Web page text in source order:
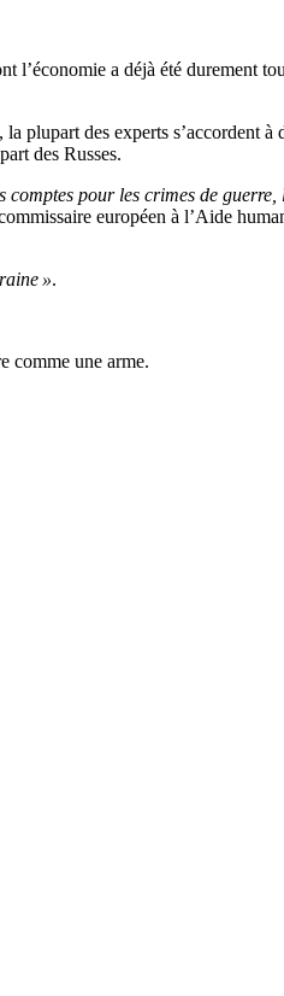
l’économie a déjà été durement
plupart des experts s’accordent à
des Russes.
pour les crimes de
européen à l’Aide
».
comme une arme.